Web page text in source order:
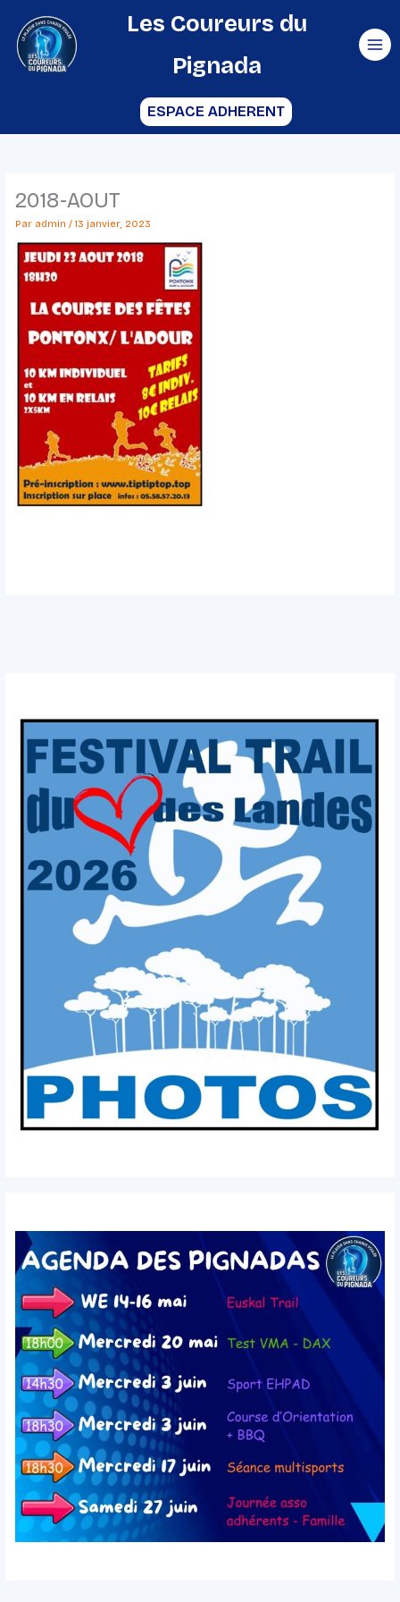
contenu
Les Coureurs du
Pignada
ESPACE ADHERENT
2018-AOUT
Par admin / 13 janvier, 2023